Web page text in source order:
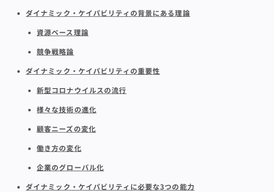
ダイナミック・ケイパビリティの背景にある理論
資源ベース理論
競争戦略論
ダイナミック・ケイパビリティの重要性
新型コロナウイルスの流行
様々な技術の進化
顧客ニーズの変化
働き方の変化
企業のグローバル化
ダイナミック・ケイパビリティに必要な3つの能力